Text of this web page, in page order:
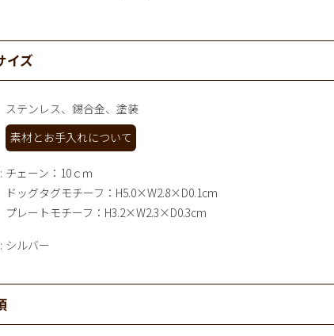
イズ
ステンレス、錫合金、塗装
素材とお手入れについて
チェーン：10ｃｍ
ドッグタグモチーフ：H5.0×W2.8×D0.1cm
プレートモチーフ：H3.2×W2.3×D0.3cm
シルバー